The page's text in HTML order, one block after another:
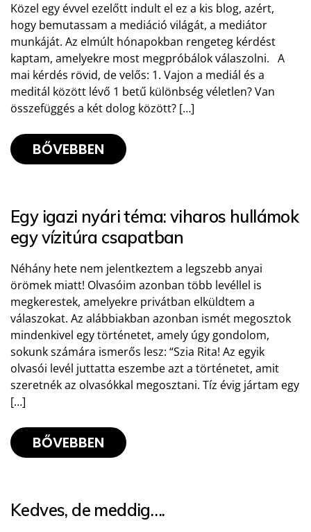
Közel egy évvel ezelőtt indult el ez a kis blog, azért,
hogy bemutassam a mediáció világát, a mediátor
munkáját. Az elmúlt hónapokban rengeteg kérdést
kaptam, amelyekre most megpróbálok válaszolni. A
mai kérdés rövid, de velős: 1. Vajon a mediál és a
meditál között lévő 1 betű különbség véletlen? Van
összefüggés a két dolog között? […]
BŐVEBBEN
Egy igazi nyári téma: viharos hullámok
egy vízitúra csapatban
Néhány hete nem jelentkeztem a legszebb anyai
örömek miatt! Olvasóim azonban több levéllel is
megkerestek, amelyekre privátban elküldtem a
válaszokat. Az alábbiakban azonban ismét megosztok
mindenkivel egy történetet, amely úgy gondolom,
sokunk számára ismerős lesz: “Szia Rita! Az egyik
olvasói levél juttatta eszembe azt a történetet, amit
szeretnék az olvasókkal megosztani. Tíz évig jártam egy
[…]
BŐVEBBEN
Kedves, de meddig….